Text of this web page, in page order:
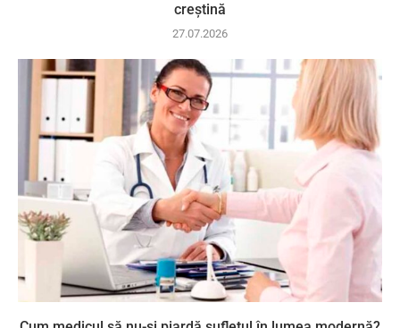
creștină
27.07.2026